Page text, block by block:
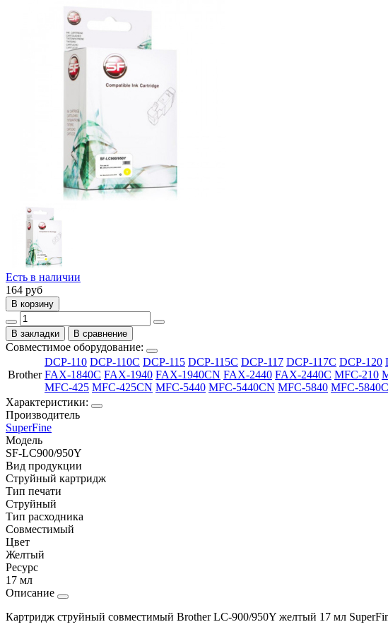
Есть в наличии
164 руб
В корзину
В закладки В сравнение
Совместимое оборудование:
Brother
DCP-110 DCP-110C DCP-115 DCP-115C DCP-117 DCP-117C DCP-120
FAX-1840C FAX-1940 FAX-1940CN FAX-2440 FAX-2440C MFC-210
MFC-425 MFC-425CN MFC-5440 MFC-5440CN MFC-5840 MFC-
Характеристики:
Производитель
SuperFine
Модель
SF-LC900/950Y
Вид продукции
Струйный картридж
Тип печати
Струйный
Тип расходника
Совместимый
Цвет
Желтый
Ресурс
17 мл
Описание
Картридж струйный совместимый Brother LC-900/950Y желтый 17 мл